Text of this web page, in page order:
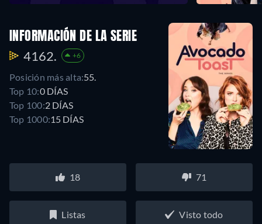
INFORMACIÓN DE LA SERIE
4162. +6
Posición más alta:55.
Top 10:0 DÍAS
Top 100:2 DÍAS
Top 1000:15 DÍAS
18 71
Listas Visto todo